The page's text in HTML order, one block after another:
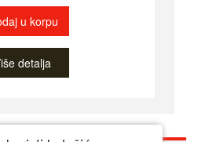
u korpu
detalja